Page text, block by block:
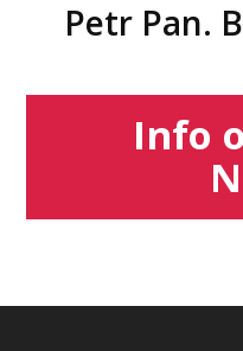
Petr Pan.
Info